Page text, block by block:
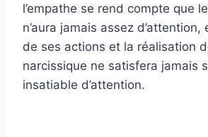
l’empathe se rend compte que
n’aura jamais assez d’attention,
de ses actions et la réalisation
narcissique ne satisfera jamais
insatiable d’attention.